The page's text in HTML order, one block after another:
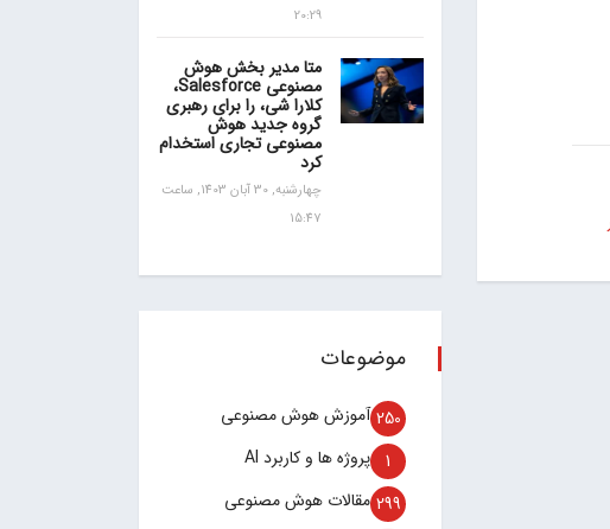
20:29
متا مدیر بخش هوش
مصنوعی Salesforce،
کلارا شی، را برای رهبری
گروه جدید هوش
مصنوعی تجاری استخدام
کرد
چهارشنبه, 30 آبان 1403, ساعت
15:47
موضوعات
آموزش هوش مصنوعی 250
پروژه ها و کاربرد AI 1
مقالات هوش مصنوعی 299